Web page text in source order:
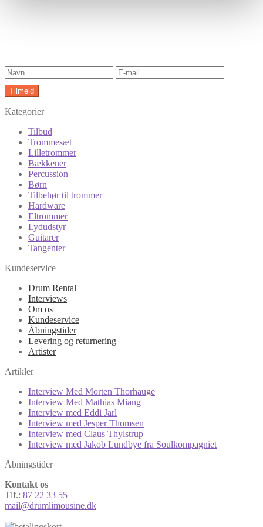
Kategorier
Tilbud
Trommesæt
Lilletrommer
Bækkener
Percussion
Børn
Tilbehør til trommer
Hardware
Eltrommer
Lydudstyr
Guitarer
Tangenter
Kundeservice
Drum Rental
Interviews
Om os
Kundeservice
Åbningstider
Levering og returnering
Artister
Artikler
Interview Med Morten Thorhauge
Interview Med Mathias Miang
Interview med Eddi Jarl
Interview med Jesper Thomsen
Interview med Claus Thylstrup
Interview med Jakob Lundbye fra Soulkompagniet
Åbningstider
Kontakt os
Tlf.: 87 22 33 55
mail@drumlimousine.dk